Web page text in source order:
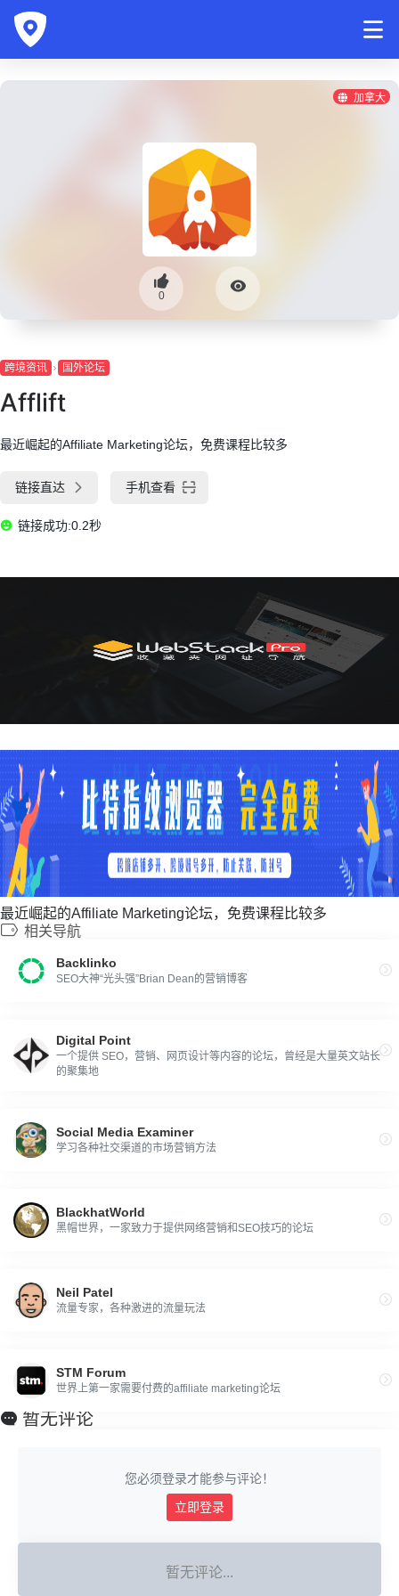
加拿大
0
跨境资讯 国外论坛
Afflift
最近崛起的Affiliate Marketing论坛，免费课程比较多
链接直达 手机查看
链接成功:0.2秒
最近崛起的Affiliate Marketing论坛，免费课程比较多
相关导航
Backlinko
SEO大神“光头强”Brian Dean的营销博客
Digital Point
一个提供 SEO，营销、网页设计等内容的论坛，曾经是大量英文站长
的聚集地
Social Media Examiner
学习各种社交渠道的市场营销方法
BlackhatWorld
黑帽世界，一家致力于提供网络营销和SEO技巧的论坛
Neil Patel
流量专家，各种激进的流量玩法
STM Forum
世界上第一家需要付费的affiliate marketing论坛
暂无评论
您必须登录才能参与评论！
立即登录
暂无评论...